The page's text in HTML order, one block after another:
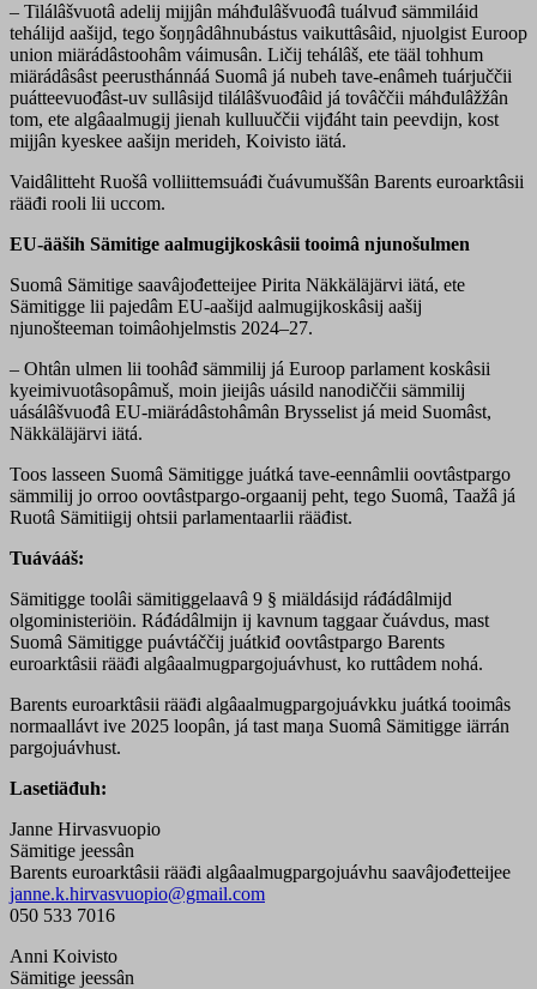
– Tilálâšvuotâ adelij mijjân máhđulâšvuođâ tuálvuđ sämmiláid
tehálijd aašijd, tego šoŋŋâdâhnubástus vaikuttâsâid, njuolgist Euroop
union miärádâstoohâm váimusân. Ličij tehálâš, ete tääl tohhum
miärádâsâst peerusthánnáá Suomâ já nubeh tave-enâmeh tuárjuččii
puátteevuođâst-uv sullâsijd tilálâšvuođâid já tovâččii máhđulâžžân
tom, ete algâaalmugij jienah kulluuččii vijđáht tain peevdijn, kost
mijjân kyeskee aašijn merideh, Koivisto iätá.
Vaidâlitteht Ruošâ volliittemsuáđi čuávumuššân Barents euroarktâsii
rääđi rooli lii uccom.
EU-ääših Sämitige aalmugijkoskâsii tooimâ njunošulmen
Suomâ Sämitige saavâjođetteijee Pirita Näkkäläjärvi iätá, ete
Sämitigge lii pajedâm EU-aašijd aalmugijkoskâsij aašij
njunošteeman toimâohjelmstis 2024–27.
– Ohtân ulmen lii toohâđ sämmilij já Euroop parlament koskâsii
kyeimivuotâsopâmuš, moin jieijâs uásild nanodiččii sämmilij
uásálâšvuođâ EU-miärádâstohâmân Brysselist já meid Suomâst,
Näkkäläjärvi iätá.
Toos lasseen Suomâ Sämitigge juátká tave-eennâmlii oovtâstpargo
sämmilij jo orroo oovtâstpargo-orgaanij peht, tego Suomâ, Taažâ já
Ruotâ Sämitiigij ohtsii parlamentaarlii rääđist.
Tuávááš:
Sämitigge toolâi sämitiggelaavâ 9 § miäldásijd ráđádâlmijd
olgoministeriöin. Ráđádâlmijn ij kavnum taggaar čuávdus, mast
Suomâ Sämitigge puávtáččij juátkiđ oovtâstpargo Barents
euroarktâsii rääđi algâaalmugpargojuávhust, ko ruttâdem nohá.
Barents euroarktâsii rääđi algâaalmugpargojuávkku juátká tooimâs
normaallávt ive 2025 loopân, já tast maŋa Suomâ Sämitigge iärrán
pargojuávhust.
Lasetiäđuh:
Janne Hirvasvuopio
Sämitige jeessân
Barents euroarktâsii rääđi algâaalmugpargojuávhu saavâjođetteijee
janne.k.hirvasvuopio@gmail.com
050 533 7016
Anni Koivisto
Sämitige jeessân